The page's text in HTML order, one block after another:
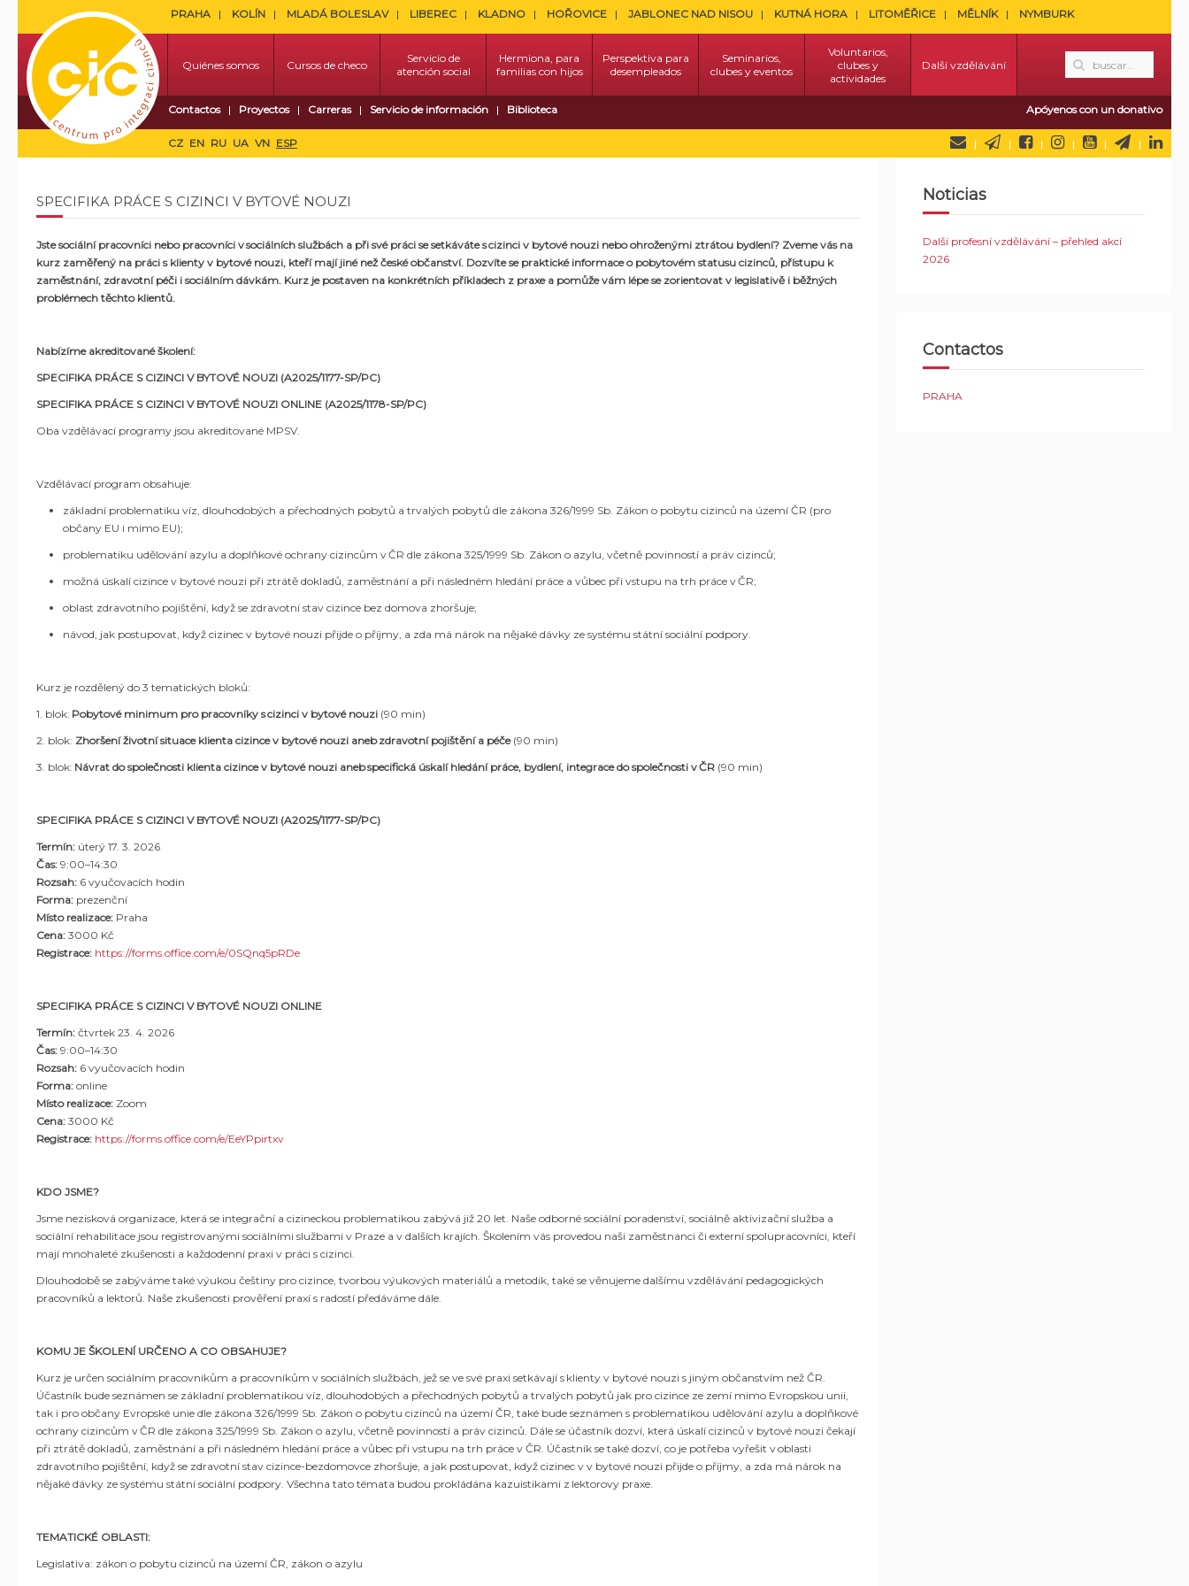
PRAHA KOLÍN MLADÁ BOLESLAV LIBEREC KLADNO HOŘOVICE JABLONEC NAD NISOU KUTNÁ HORA LITOMĚŘICE MĚLNÍK NYMBURK
Quiénes somos Cursos de checo
Servicio de
atención social
Hermiona, para
familias con hijos
Perspektiva para
desempleados
Seminarios,
clubes y eventos
Voluntarios,
clubes y
actividades
Další vzdělávání
Contactos Proyectos Carreras Servicio de información Biblioteca Apóyenos con un donativo
CZ EN RU UA VN ESP
SPECIFIKA PRÁCE S CIZINCI V BYTOVÉ NOUZI
Jste sociální pracovníci nebo pracovníci v sociálních službách a při své práci se setkáváte s cizinci v bytové nouzi neboohroženými ztrátou bydlení? Zveme vás na
kurz zaměřený na práci s klienty v bytové nouzi, kteří mají jiné než české občanství. Dozvíte se praktické informace o pobytovém statusu cizinců, přístupu k
zaměstnání, zdravotní péči i sociálním dávkám. Kurz je postaven na konkrétních příkladech z praxe a pomůže vám lépe se zorientovat v legislativě i běžných
problémech těchto klientů.
Nabízíme akreditované školení:
SPECIFIKA PRÁCE S CIZINCI V BYTOVÉ NOUZI (A2025/1177-SP/PC)
SPECIFIKA PRÁCE S CIZINCI V BYTOVÉ NOUZI ONLINE (A2025/1178-SP/PC)
Oba vzdělávací programy jsou akreditované MPSV.
Vzdělávací program obsahuje:
základní problematiku víz, dlouhodobých a přechodných pobytů a trvalých pobytů dle zákona 326/1999 Sb. Zákon o pobytu cizinců na území ČR (pro
občany EU i mimo EU);
problematiku udělování azylu a doplňkové ochrany cizincům v ČR dle zákona 325/1999 Sb. Zákon o azylu, včetně povinností a práv cizinců;
možná úskalí cizince v bytové nouzi při ztrátě dokladů, zaměstnání a při následném hledání práce a vůbec při vstupu na trh práce v ČR;
oblast zdravotního pojištění, když se zdravotní stav cizince bez domova zhoršuje;
návod, jak postupovat, když cizinec v bytové nouzi přijde o příjmy, a zda má nárok na nějaké dávky ze systému státní sociální podpory.
Kurz je rozdělený do 3 tematických bloků:
1. blok: Pobytové minimum pro pracovníky s cizinci v bytové nouzi (90 min)
2. blok: Zhoršení životní situace klienta cizincev bytové nouzi aneb zdravotní pojištění a péče(90 min)
3. blok: Návrat do společnosti klienta cizincev bytové nouzi aneb specifická úskalí hledání práce, bydlení, integrace do společnosti v ČR (90 min)
SPECIFIKA PRÁCE S CIZINCI V BYTOVÉ NOUZI (A2025/1177-SP/PC)
Termín: úterý 17. 3. 2026
Čas: 9:00–14:30
Rozsah: 6 vyučovacích hodin
Forma: prezenční
Místo realizace: Praha
Cena: 3000 Kč
Registrace: https://forms.office.com/e/0SQnq5pRDe
SPECIFIKA PRÁCE S CIZINCI V BYTOVÉ NOUZI ONLINE
Termín: čtvrtek 23. 4. 2026
Čas: 9:00–14:30
Rozsah: 6 vyučovacích hodin
Forma: online
Místo realizace: Zoom
Cena: 3000 Kč
Registrace: https://forms.office.com/e/EeYPpirtxv
KDO JSME?
Jsme nezisková organizace, která se integrační a cizineckou problematikou zabývá již 20 let. Naše odborné sociální poradenství, sociálně aktivizační služba a
sociální rehabilitace jsou registrovanými sociálními službami v Praze a v dalších krajích. Školením vás provedou naši zaměstnanci či externí spolupracovníci, kteří
mají mnohaleté zkušenosti a každodenní praxi v práci s cizinci.
Dlouhodobě se zabýváme také výukou češtiny pro cizince, tvorbou výukových materiálů a metodik, také se věnujeme dalšímu vzdělávání pedagogických
pracovníků a lektorů. Naše zkušenosti prověření praxí s radostí předáváme dále.
KOMU JE ŠKOLENÍ URČENO A CO OBSAHUJE?
Kurz je určen sociálním pracovníkům a pracovníkům v sociálních službách, jež se ve své praxi setkávají s klienty v bytové nouzi s jiným občanstvím než ČR.
Účastník bude seznámen se základní problematikou víz, dlouhodobých a přechodných pobytů a trvalých pobytů jak pro cizince ze zemí mimo Evropskou unii,
tak i pro občany Evropské unie dle zákona 326/1999 Sb. Zákon o pobytu cizinců na území ČR, také bude seznámen s problematikou udělování azylu a doplňkové
ochrany cizincům v ČR dle zákona 325/1999 Sb. Zákon o azylu, včetně povinností a práv cizinců. Dále se účastník dozví, která úskalí cizinců v bytové nouzi čekají
při ztrátě dokladů, zaměstnání a při následném hledání práce a vůbec při vstupu na trh práce v ČR. Účastník se také dozví, co je potřeba vyřešit v oblasti
zdravotního pojištění, když se zdravotní stav cizince-bezdomovce zhoršuje, a jak postupovat, když cizinec v v bytové nouzi přijde o příjmy, a zda má nárok na
nějaké dávky ze systému státní sociální podpory. Všechna tato témata budou prokládána kazuistikami z lektorovy praxe.
TEMATICKÉ OBLASTI:
Legislativa: zákon o pobytu cizinců na území ČR, zákon o azylu
Noticias
Další profesní vzdělávání – přehled akcí
2026
Contactos
PRAHA